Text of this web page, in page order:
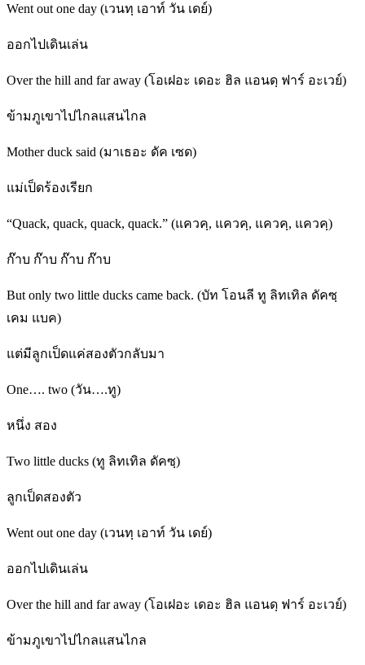
Went out one day (เวนทฺ เอาท์ วัน เดย์)
ออกไปเดินเล่น
Over the hill and far away (โอเฝอะ เดอะ ฮิล แอนดฺ ฟาร์ อะเวย์)
ข้ามภูเขาไปไกลแสนไกล
Mother duck said (มาเธอะ ดัค เซด)
แม่เป็ดร้องเรียก
“Quack, quack, quack, quack.” (แควคฺ, แควคฺ, แควคฺ, แควคฺ)
ก๊าบ ก๊าบ ก๊าบ ก๊าบ
But only two little ducks came back. (บัท โอนลี ทู ลิทเทิล ดัคซฺ
เคม แบค)
แต่มีลูกเป็ดแค่สองตัวกลับมา
One…. two (วัน….ทู)
หนึ่ง สอง
Two little ducks (ทู ลิทเทิล ดัคซฺ)
ลูกเป็ดสองตัว
Went out one day (เวนทฺ เอาท์ วัน เดย์)
ออกไปเดินเล่น
Over the hill and far away (โอเฝอะ เดอะ ฮิล แอนดฺ ฟาร์ อะเวย์)
ข้ามภูเขาไปไกลแสนไกล